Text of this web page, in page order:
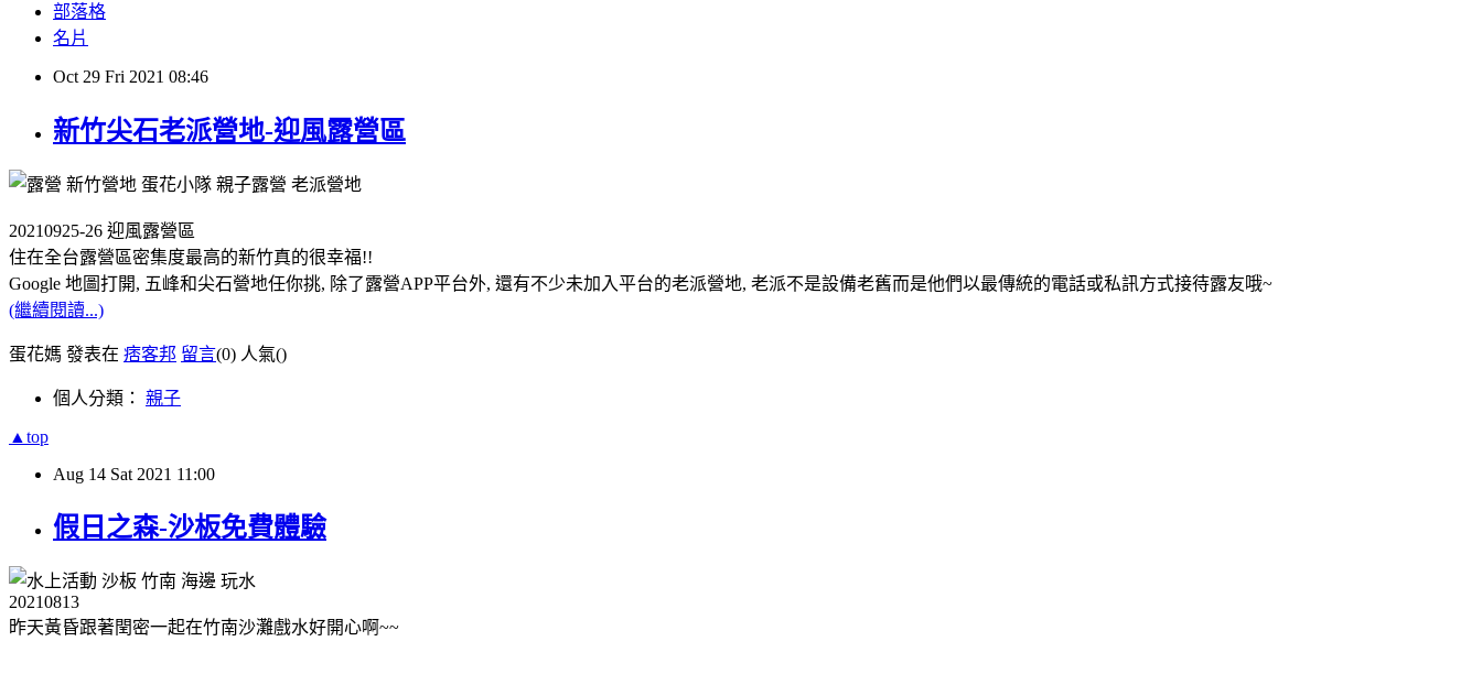
部落格
名片
Oct 29 Fri 2021 08:46
新竹尖石老派營地-迎風露營區
20210925-26 迎風露營區
住在全台露營區密集度最高的新竹真的很幸福!!
Google 地圖打開, 五峰和尖石營地任你挑, 除了露營APP平台外, 還有不少未加入平台的老派營地, 老派不是設備老舊而是他們以最傳統的電話或私訊方式接待露友哦~
(繼續閱讀...)
蛋花媽 發表在 痞客邦 留言(0) 人氣()
個人分類： 親子
▲top
Aug 14 Sat 2021 11:00
假日之森-沙板免費體驗
20210813
昨天黃昏跟著閏密一起在竹南沙灘戲水好開心啊~~